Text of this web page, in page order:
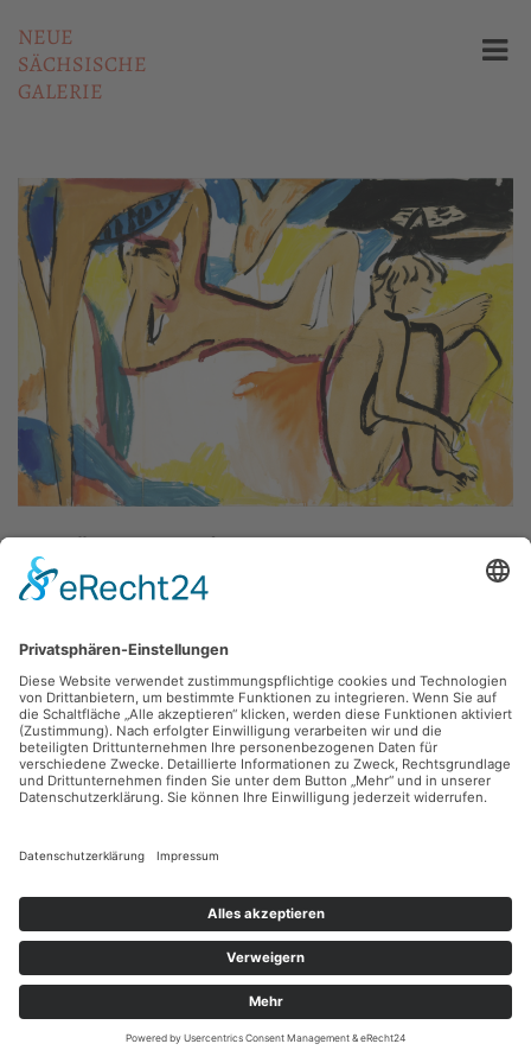
NEUE
SÄCHSISCHE
GALERIE
Fritz Keller,Jungen am Bach
Gouache, 75 x 50.4 cm, Inv.: A-01129
Sie haben Fragen?
Bitte schreiben Sie ansammlung@kunsthuette.de
Kontakt
Impressum
Facebook